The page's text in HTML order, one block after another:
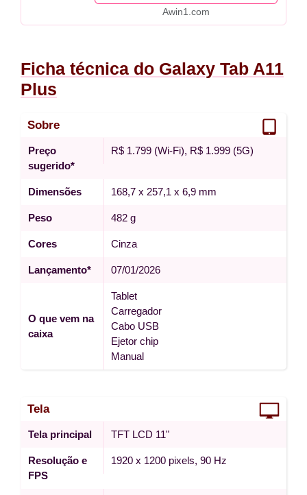
Awin1.com
Ficha técnica do Galaxy Tab A11
Plus
Sobre
Preço
sugerido*
R$ 1.799 (Wi-Fi), R$ 1.999 (5G)
Dimensões 168,7 x 257,1 x 6,9 mm
Peso 482 g
Cores Cinza
Lançamento* 07/01/2026
O que vem na
caixa
Tablet
Carregador
Cabo USB
Ejetor chip
Manual
Tela
Tela principal TFT LCD 11"
Resolução e
FPS
1920 x 1200 pixels, 90 Hz